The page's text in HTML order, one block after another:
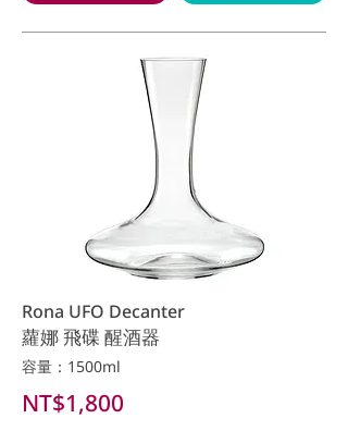
Rona UFO Decanter
蘿娜 飛碟 醒酒器
容量：1500ml
NT$1,800